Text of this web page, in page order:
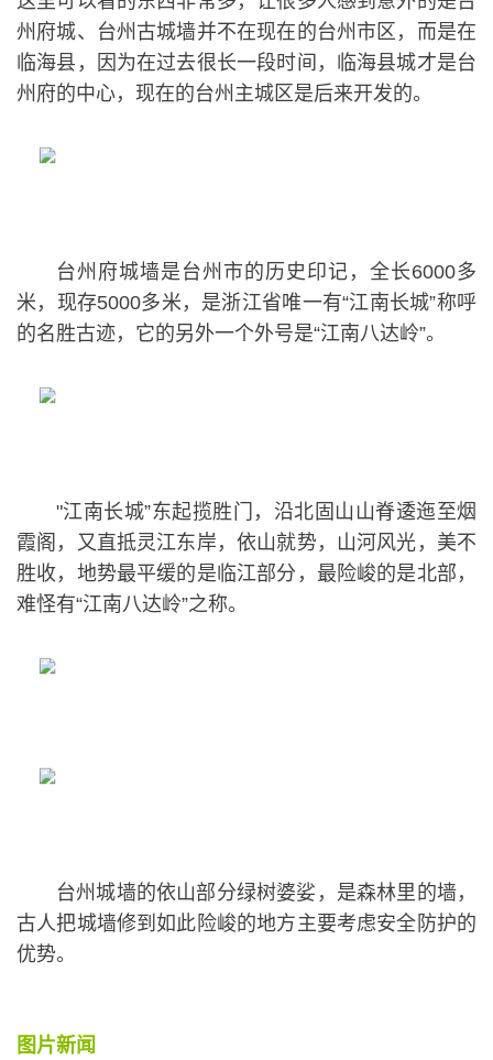
州府城、台州古城墙并不在现在的台州市区，而是在
临海县，因为在过去很长一段时间，临海县城才是台
州府的中心，现在的台州主城区是后来开发的。
台州府城墙是台州市的历史印记，全长6000多
米，现存5000多米，是浙江省唯一有“江南长城”称呼
的名胜古迹，它的另外一个外号是“江南八达岭”。
"江南长城”东起揽胜门，沿北固山山脊逶迤至烟
霞阁，又直抵灵江东岸，依山就势，山河风光，美不
胜收，地势最平缓的是临江部分，最险峻的是北部，
难怪有“江南八达岭”之称。
台州城墙的依山部分绿树婆娑，是森林里的墙，
古人把城墙修到如此险峻的地方主要考虑安全防护的
优势。
图片新闻